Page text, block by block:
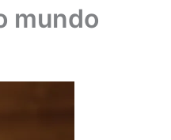
mundo